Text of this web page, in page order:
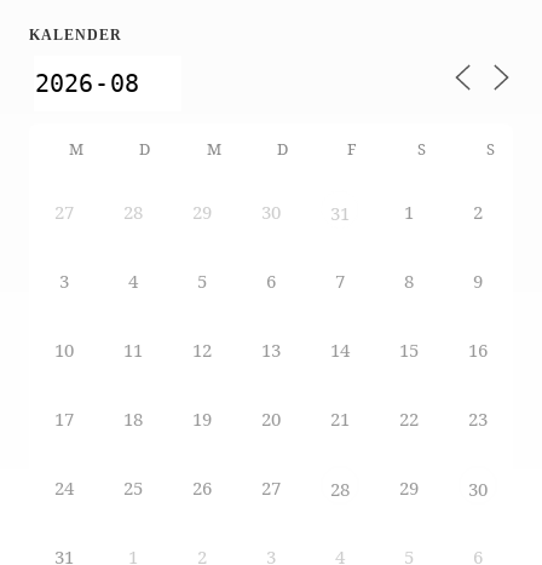
KALENDER
M D M D F S S
27 28 29 30 31 1 2
3 4 5 6 7 8 9
10 11 12 13 14 15 16
17 18 19 20 21 22 23
24 25 26 27 28 29 30
31 1 2 3 4 5 6